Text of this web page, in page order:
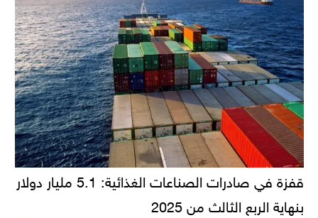
قفزة في صادرات الصناعات الغذائية: 5.1 مليار دولار
بنهاية الربع الثالث من 2025